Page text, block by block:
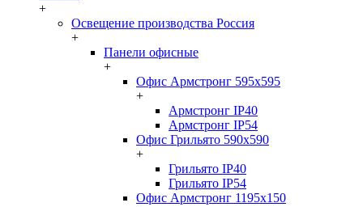
+
Освещение производства Россия
+
Панели офисные
+
Офис Армстронг 595x595
+
Армстронг IP40
Армстронг IP54
Офис Грильято 590x590
+
Грильято IP40
Грильято IP54
Офис Армстронг 1195x150